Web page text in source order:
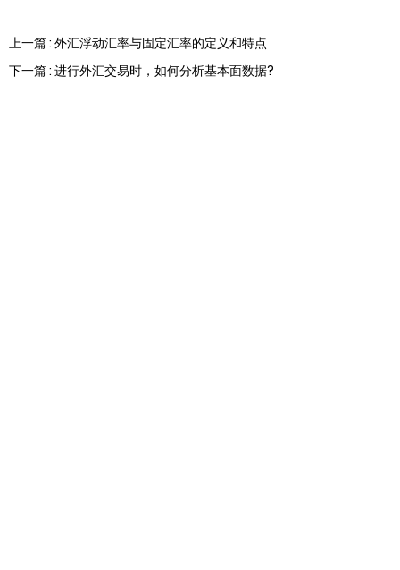
上一篇 : 外汇浮动汇率与固定汇率的定义和特点
下一篇 : 进行外汇交易时，如何分析基本面数据?